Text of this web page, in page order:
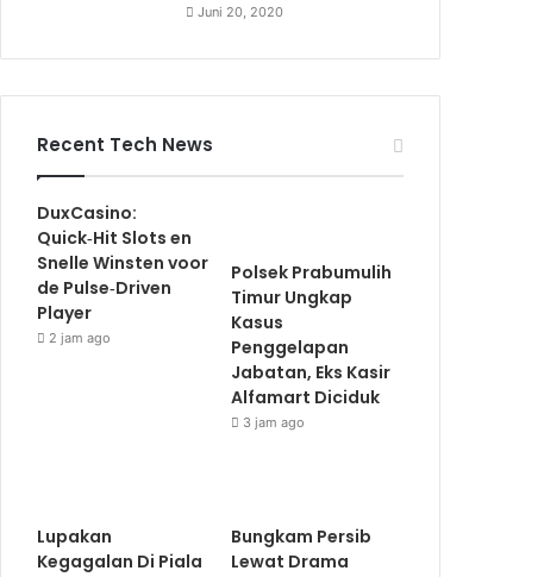
Juni 20, 2020
Recent Tech News
DuxCasino:
Quick‑Hit Slots en
Snelle Winsten voor
de Pulse‑Driven
Player
2 jam ago
Polsek Prabumulih
Timur Ungkap
Kasus
Penggelapan
Jabatan, Eks Kasir
Alfamart Diciduk
3 jam ago
Lupakan
Kegagalan Di Piala
Bungkam Persib
Lewat Drama